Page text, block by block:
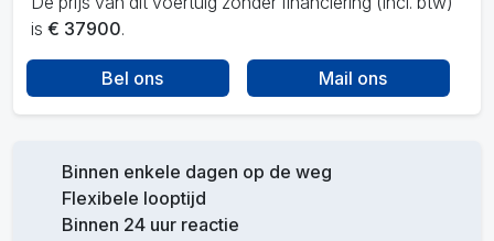
is € 37900.
Bel ons Mail ons
Binnen enkele dagen op de weg
Flexibele looptijd
Binnen 24 uur reactie